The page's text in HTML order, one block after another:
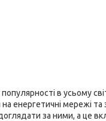
в усьому
енергетичні мережі
за ними, а це